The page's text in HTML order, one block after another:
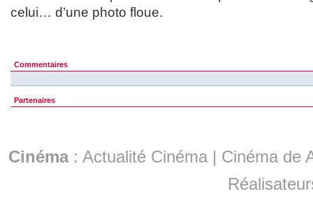
celui… d’une photo floue.
Commentaires
Partenaires
Cinéma: Actualité Cinéma | Cinéma de